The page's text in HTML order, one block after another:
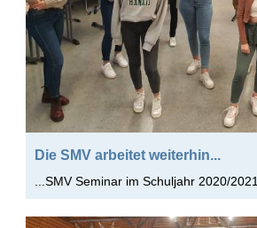
Die SMV arbeitet weiterhin...
...SMV Seminar im Schuljahr 2020/2021